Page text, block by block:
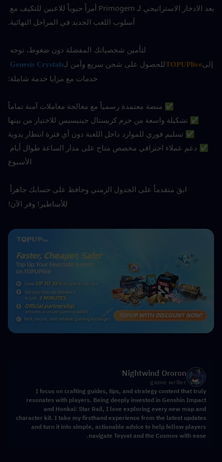
أسلوب اللعب الجديد في المراحل النهائية.
إلىTOPUPliveللحصول على شحن سريع وآمن لـ Genesis Crystals
خدمات مع مزايا خدمة شاملة:
✅ منصة معتمدة رسمياً مع معالجة معاملات آمنة تماماً
✅ تشكيلة واسعة من حزم كريستال جينيسيس للاختيار من بينها
✅ تسليم فوري للموارد داخل اللعبة دون أي فترة انتظار يدوية
الأسبوع
للأساطير! وفر الآن!
Nightwind Ororon
game writer
I focus on crafting guides, tips, and strategy content that truly
resonates with players. Being deeply invested in Genshin Impact
and Honkai: Star Rail, I love exploring every new map and
character kit. I take my firsthand experience from the latest updates
and turn it into simple, actionable advice to help fellow players
navigate Teyvat and the Cosmos with ease.